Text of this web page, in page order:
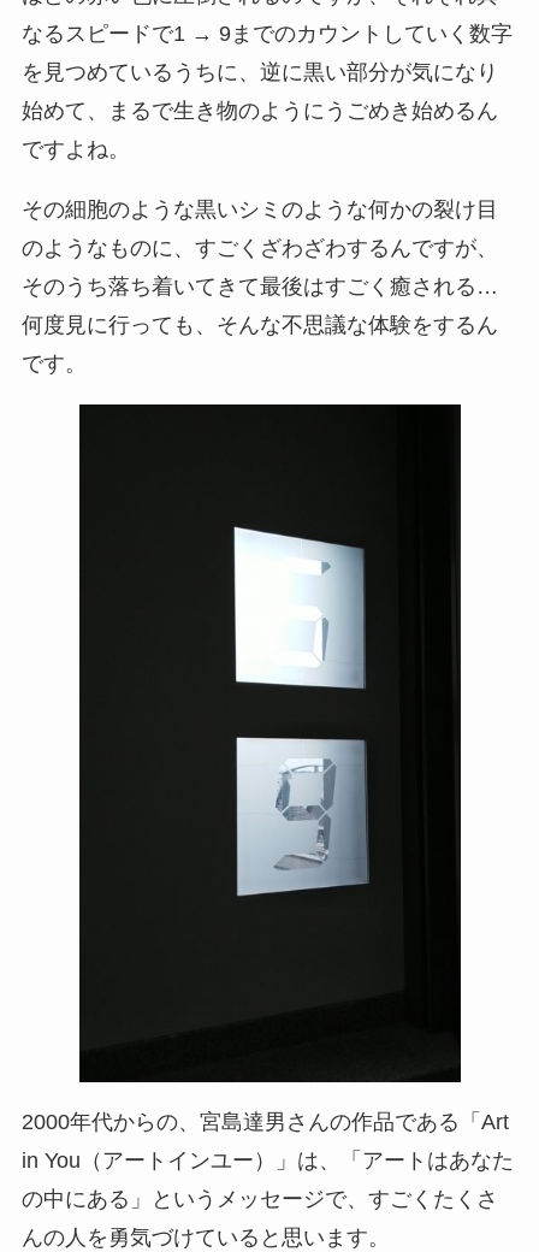
なるスピードで1 → 9までのカウントしていく数字
を見つめているうちに、逆に黒い部分が気になり
始めて、まるで生き物のようにうごめき始めるん
ですよね。
その細胞のような黒いシミのような何かの裂け目
のようなものに、すごくざわざわするんですが、
そのうち落ち着いてきて最後はすごく癒される…
何度見に行っても、そんな不思議な体験をするん
です。
2000年代からの、宮島達男さんの作品である「Art
in You（アートインユー）」は、「アートはあなた
の中にある」というメッセージで、すごくたくさ
んの人を勇気づけていると思います。